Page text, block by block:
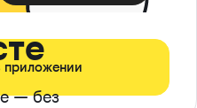
— без
приложении